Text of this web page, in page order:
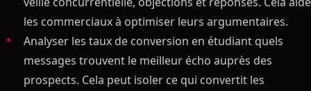
les commerciaux à optimiser leurs argumentaires.
Analyser les taux de conversion en étudiant quels
messages trouvent le meilleur écho auprès des
prospects. Cela peut isoler ce qui convertit les